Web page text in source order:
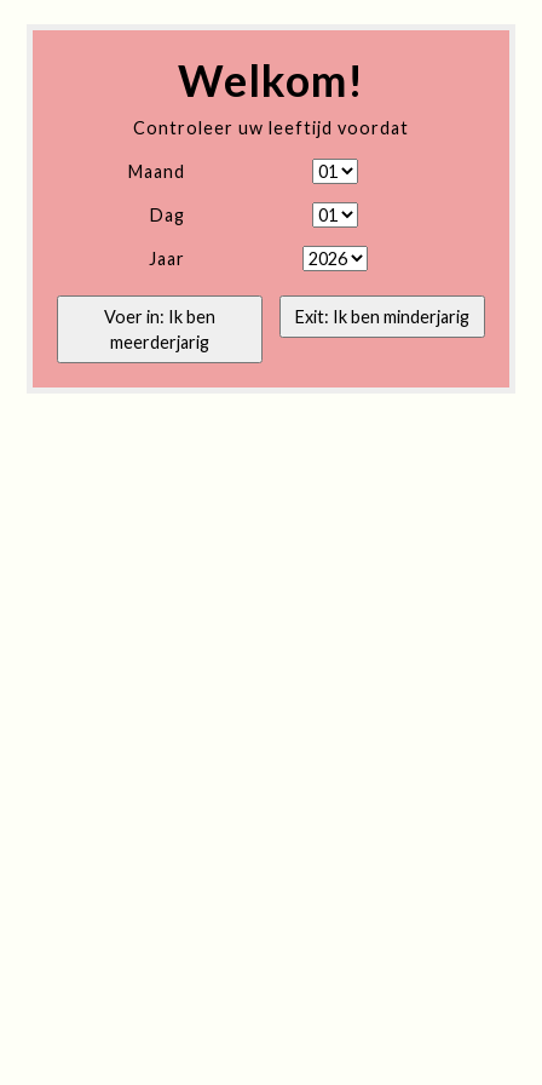
Welkom!
Controleer uw leeftijd voordat
Maand
Dag
Jaar